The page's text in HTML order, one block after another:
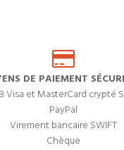
DE PAIEMENT
Visa et MasterCard crypté
PayPal
Virement bancaire SWIFT
Chèque